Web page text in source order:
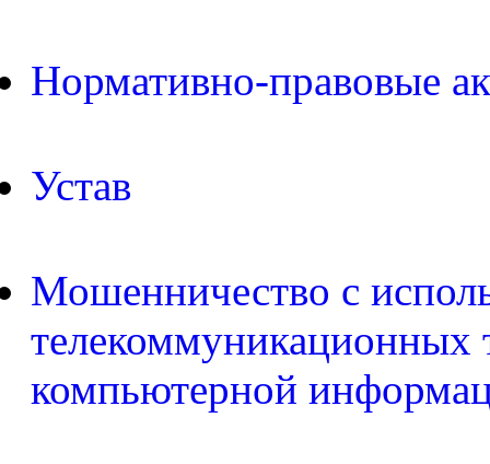
Нормативно-правовые
Устав
Мошенничество с
телекоммуникационных
компьютерной